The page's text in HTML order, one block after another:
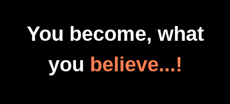
You become, what
you believe...!